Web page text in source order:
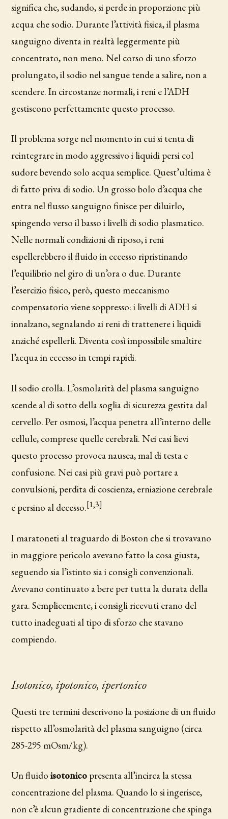
significa che, sudando, si perde in proporzione più
acqua che sodio. Durante l’attività fisica, il plasma
sanguigno diventa in realtà leggermente più
concentrato, non meno. Nel corso di uno sforzo
prolungato, il sodio nel sangue tende a salire, non a
scendere. In circostanze normali, i reni e l’ADH
gestiscono perfettamente questo processo.
Il problema sorge nel momento in cui si tenta di
reintegrare in modo aggressivo i liquidi persi col
sudore bevendo solo acqua semplice. Quest’ultima è
di fatto priva di sodio. Un grosso bolo d’acqua che
entra nel flusso sanguigno finisce per diluirlo,
spingendo verso il basso i livelli di sodio plasmatico.
Nelle normali condizioni di riposo, i reni
espellerebbero il fluido in eccesso ripristinando
l’equilibrio nel giro di un’ora o due. Durante
l’esercizio fisico, però, questo meccanismo
compensatorio viene soppresso: i livelli di ADH si
innalzano, segnalando ai reni di trattenere i liquidi
anziché espellerli. Diventa così impossibile smaltire
l’acqua in eccesso in tempi rapidi.
Il sodio crolla. L’osmolarità del plasma sanguigno
scende al di sotto della soglia di sicurezza gestita dal
cervello. Per osmosi, l’acqua penetra all’interno delle
cellule, comprese quelle cerebrali. Nei casi lievi
questo processo provoca nausea, mal di testa e
confusione. Nei casi più gravi può portare a
convulsioni, perdita di coscienza, erniazione cerebrale
e persino al decesso.[1,3]
I maratoneti al traguardo di Boston che si trovavano
in maggiore pericolo avevano fatto la cosa giusta,
seguendo sia l’istinto sia i consigli convenzionali.
Avevano continuato a bere per tutta la durata della
gara. Semplicemente, i consigli ricevuti erano del
tutto inadeguati al tipo di sforzo che stavano
compiendo.
Isotonico, ipotonico, ipertonico
Questi tre termini descrivono la posizione di un fluido
rispetto all’osmolarità del plasma sanguigno (circa
285-295 mOsm/kg).
Un fluidoisotonico presenta all’incirca la stessa
concentrazione del plasma. Quando lo si ingerisce,
non c’è alcun gradiente di concentrazione che spinga